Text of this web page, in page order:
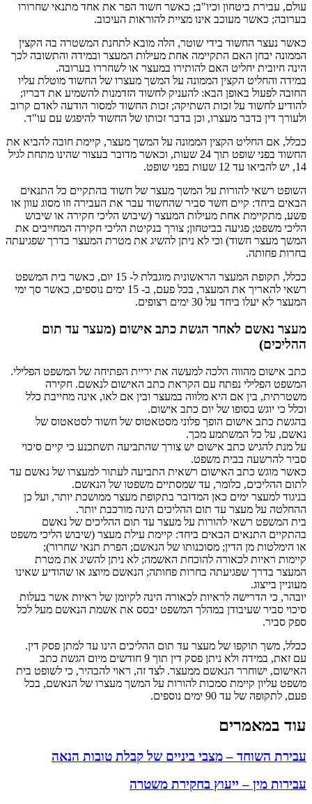
עולם, עבירת ביטחון וכיו"ב; כאשר חשוד הפר את אחד מתנאי שחרורו
בערובה; כאשר מעוכב אינו מציית להוראות העיכוב.
כאשר נעצר החשוד בידי שוטר, הלה מובא לתחנת המשטרה בה הקצין
הממונה יבחן האם התקיימה אחת מעילות המעצר ובמידה והתשובה לכך
הינה חיובית יחליט האם להותירו במעצר או לשחררו בערובה.
במידה והחליט הקצין הממונה על המשך מעצרו של החשוד מוטלת עליו
החובה לפעול באופן הבא: להעניק לחשוד הזדמנות להשמיע את דבריו;
להודיע לחשוד על זכות השתיקה; זכות החשוד למסור הודעה לאדם קרוב
ולעורך דין בדבר מעצרו, וכן בדבר זכותו של החשוד להיפגש עם עו"ד.
ככלל, אם החליט הקצין הממונה על המשך מעצר, קיימת חובה להביא את
החשוד בפני שופט תוך 24 שעות, וכאשר מדובר בעצור שהינו מתחת לגיל
14, יש להביאו עד 12 שעות בפני שופט.
השופט רשאי להורות על המשך מעצר של חשוד בהתקיים כל התנאים
הבאים ביחד: קיים חשד סביר שהחשוד עבר את העבירה וזו מסוג עוון או
פשע, מתקיימת אחת מעילות המעצר (שיבוש הליכי חקירה או שיבוש
הליכי משפט; פגיעה בביטחון; צורך בנקיטת הליכי חקירה המחייבים את
המשך מעצר חשוד) וכי לא ניתן להשיג את מטרת המעצר בדרך שפגיעתה
בחרות פחותה.
ככלל, תקופת המעצר הראשונית מוגבלת ל- 15 יום, כאשר בית המשפט
רשאי להאריך את המעצר, בכל פעם, ב- 15 ימים נוספים, כאשר סך ימי
המעצר לא יעלו ביחד על 30 ימים רצופים.
מעצר נאשם לאחר הגשת כתב אישום (מעצר עד תום
ההליכים)
כתב אישום מהווה הלכה למעשה את יריית הפתיחה של המשפט הפלילי.
המשפט הפלילי נפתח עם הקראת כתב האישום לנאשם. חקירה
משטרתית, בין אם היא מלווה במעצר ובין אם לאו, אינה מחייבת כלל
וכלל כי יוגש בסופו של יום כתב אישום.
בהגשת כתב אישום הופך פלוני מסטאטוס של חשוד לסטאטוס של
נאשם, על כל המשתמע מכך.
על מנת להגיש כתב אישום יש צורך שהתביעה תשתכנע כי קיים סיכוי
סביר להרשעה בבית משפט.
כאשר מוגש כתב האישום רשאית התביעה לעתור למעצרו של נאשם עד
לתום ההליכים, כלומר, עד שמסתיים משפטו של הנאשם.
בניגוד למעצר ימים כאן המדובר בתקופת מעצר ממושכת יותר, ועל כן
ההחלטה על מעצר עד תום ההליכים הינה מורכבת יותר.
בית המשפט רשאי להורות על מעצר עד תום ההליכים של נאשם
בהתקיים התנאים הבאים ביחד: קיימת עילת מעצר (שיבוש הליכי משפט
או הימלטות מן הדין; מסוכנותו של הנאשם; הפרת תנאי שחרור);
קיימות ראיות לכאורה להוכחת האשמה; לא ניתן להשיג את מטרת
המעצר בדרך שפגיעתה בחרות פחותה; הנאשם מיוצג או שהודיע שאינו
מעוניין בייצוג.
יובהר, כי הדרישה לראיות לכאורה הינה לקיומן של ראיות אשר בעלות
סיכוי סביר שעיבודן במהלך המשפט יבסס את אשמת הנאשם מעל לכל
ספק סביר.
ככלל, משך תוקפו של מעצר עד תום ההליכים הינו עד למתן פסק דין.
עם זאת, במידה ולא ניתן פסק דין תוך 9 חודשים מיום הגשת כתב
האישום, ישוחרר הנאשם ממעצר. לצד זה, ראוי להבהיר, כי לשופט בית
משפט עליון קיימת סמכות להורות על המשך מעצרו של הנאשם, בכל
פעם, לתקופה של עד 90 ימים נוספים.
עוד במאמרים
עבירת השוחד – מצבי ביניים של קבלת טובות הנאה
עבירות מין – ייעוץ בחקירת משטרה